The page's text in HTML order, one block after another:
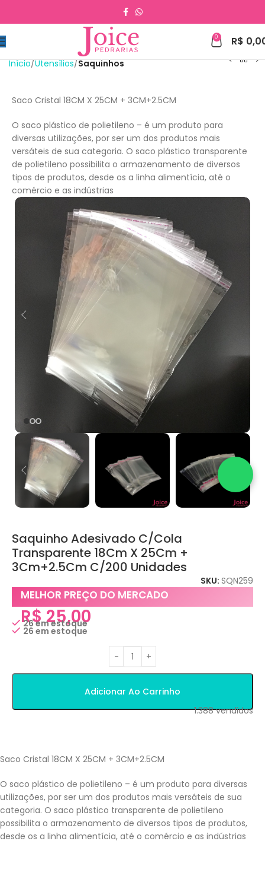
0 R$
Início Utensílios Saquinhos
Saco Cristal 18CM X 25CM + 3CM+2.5CM
O saco plástico de polietileno – é um produto para
diversas utilizações, por ser um dos produtos mais
versáteis de sua categoria. O saco plástico transparente
de polietileno possibilita o armazenamento de diversos
tipos de produtos, desde os a linha alimentícia, até o
comércio e as indústrias
Saquinho Adesivado C/Cola
Transparente 18Cm X 25Cm +
3Cm+2.5Cm C/200 Unidades
SKU: SQN259
MELHOR PREÇO DO MERCADO
R$25,00
26 em estoque
26 em estoque
Adicionar Ao Carrinho
1.388vendidos
Saco Cristal 18CM X 25CM + 3CM+2.5CM
O saco plástico de polietileno – é um produto para diversas
utilizações, por ser um dos produtos mais versáteis de sua
categoria. O saco plástico transparente de polietileno
possibilita o armazenamento de diversos tipos de produtos,
desde os a linha alimentícia, até o comércio e as indústrias